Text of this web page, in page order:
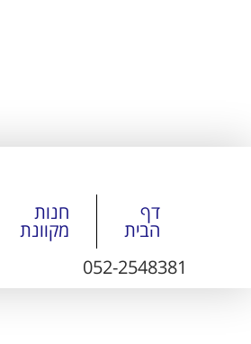
דף
הבית
חנות
מקוונת
052-2548381